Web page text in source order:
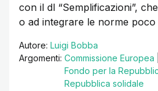
con il dl “Semplificazioni”,
o ad integrare le norme
Autore: Luigi Bobba
Argomenti: Commissione Europea
Fondo per la
Repubblica solidale